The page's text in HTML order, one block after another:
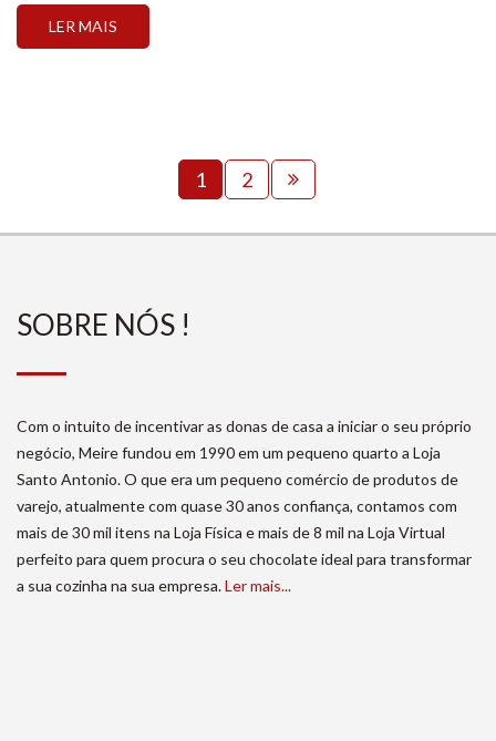
Laranja ou corante laranja p/ chocolate e chocolate
branco), – Marshmallow ou creme amanteigado, –
LER MAIS
1 2
SOBRE NÓS !
Com o intuito de incentivar as donas de casa a iniciar o seu próprio
negócio, Meire fundou em 1990 em um pequeno quarto a Loja
Santo Antonio. O que era um pequeno comércio de produtos de
varejo, atualmente com quase 30 anos confiança, contamos com
mais de 30 mil itens na Loja Física e mais de 8 mil na Loja Virtual
perfeito para quem procura o seu chocolate ideal para transformar
a sua cozinha na sua empresa.Ler mais...